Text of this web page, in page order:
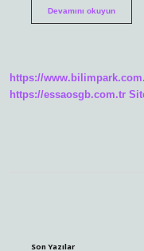
Devamını okuyunAşk
https://
https://essaosgb.com.tr
Son Yazılar